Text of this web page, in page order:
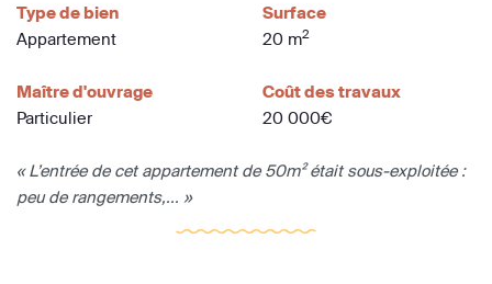
Type de bien
Appartement
Surface
20 m2
Maître d'ouvrage
Particulier
Coût des travaux
20 000€
« L’entrée de cet appartement de 50m² était sous-exploitée :
peu de rangements,... »